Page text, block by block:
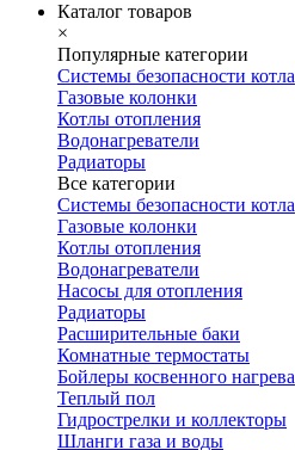
Каталог товаров
×
Популярные категории
Системы безопасности котла
Газовые колонки
Котлы отопления
Водонагреватели
Радиаторы
Все категории
Системы безопасности котла
Газовые колонки
Котлы отопления
Водонагреватели
Насосы для отопления
Радиаторы
Расширительные баки
Комнатные термостаты
Бойлеры косвенного нагрева
Теплый пол
Гидрострелки и коллекторы
Шланги газа и воды